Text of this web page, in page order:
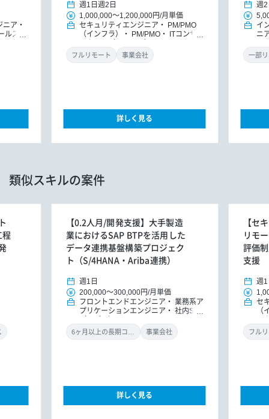
ニア
ルス・
週1日 週2日
1,000,000～1,200,000円/月単価
セキュリティエンジニア
PM/PMO
（インフラ）
PM/PMO
ITコンサ
ント
DXコンサルタント
フルリモート 事業会社
詳しく見る
週2
イ
ニ
ラ
一部
類似スキルの案件
程
【0.2人月/開発支援】大手製造
業におけるSAP BTPを活用した
データ連携基盤構築プロジェク
ト（S/4HANA・Ariba連携）
週1日
200,000～300,000円/月単価
フロントエンドエンジニア
業務系ア
プリケーションエンジニア
社内SE
事業会社
詳しく見る
【セ
リモ
評価
支援
週1
セ
（
ン
フル